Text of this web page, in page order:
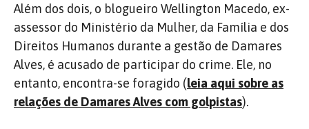
Além dos dois, o blogueiro Wellington Macedo, ex-
assessor do Ministério da Mulher, da Família e dos
Direitos Humanos durante a gestão de Damares
Alves, é acusado de participar do crime. Ele, no
entanto, encontra-se foragido (leia aqui sobre as
relações de Damares Alves com golpistas).